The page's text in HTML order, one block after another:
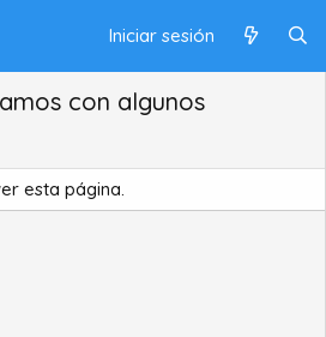
Iniciar sesión
con algunos
esta página.